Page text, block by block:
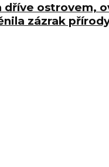
dříve ostrovem,
zázrak